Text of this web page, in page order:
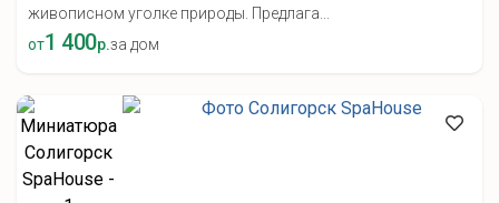
живописном уголке природы. Предлага...
от1 400р.за дом